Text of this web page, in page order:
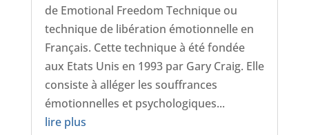
de Emotional Freedom Technique ou
technique de libération émotionnelle en
Français. Cette technique à été fondée
aux Etats Unis en 1993 par Gary Craig. Elle
consiste à alléger les souffrances
émotionnelles et psychologiques...
lire plus